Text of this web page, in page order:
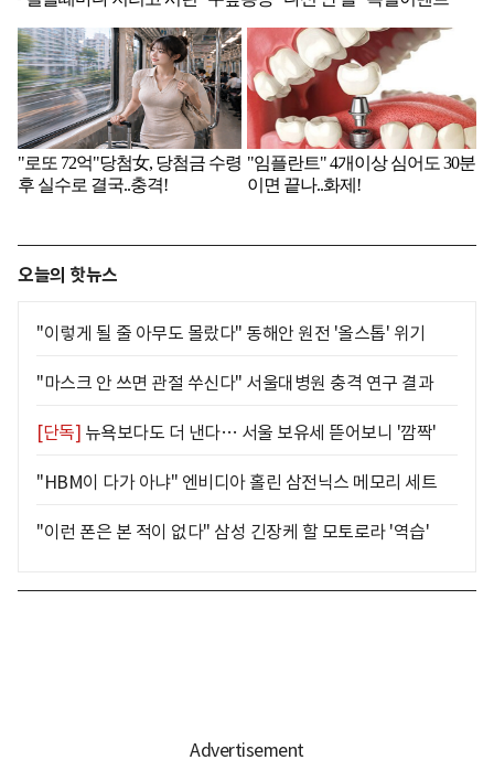
오늘의 핫뉴스
"이렇게 될 줄 아무도 몰랐다" 동해안 원전 '올스톱' 위기
"마스크 안 쓰면 관절 쑤신다" 서울대병원 충격 연구 결과
[단독] 뉴욕보다도 더 낸다… 서울 보유세 뜯어보니 '깜짝'
"HBM이 다가 아냐" 엔비디아 홀린 삼전닉스 메모리 세트
"이런 폰은 본 적이 없다" 삼성 긴장케 할 모토로라 '역습'